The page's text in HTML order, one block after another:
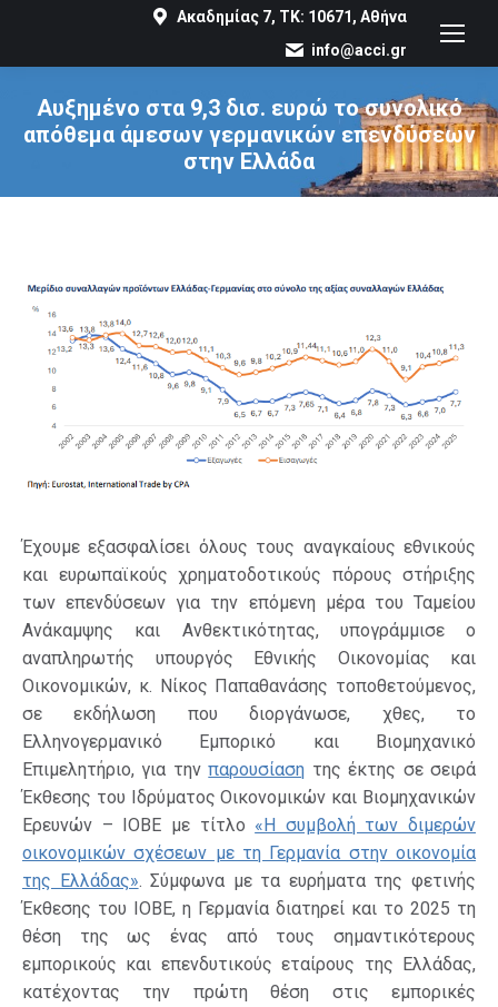
Ακαδημίας 7, ΤΚ: 10671, Αθήνα
info@acci.gr
Αυξημένο στα 9,3 δισ. ευρώ το συνολικό
απόθεμα άμεσων γερμανικών επενδύσεων
στην Ελλάδα
You are here:
Έχουμε εξασφαλίσει όλους τους αναγκαίους εθνικούς
και ευρωπαϊκούς χρηματοδοτικούς πόρους στήριξης
των επενδύσεων για την επόμενη μέρα του Ταμείου
Ανάκαμψης και Ανθεκτικότητας, υπογράμμισε ο
αναπληρωτής υπουργός Εθνικής Οικονομίας και
Οικονομικών, κ. Νίκος Παπαθανάσης τοποθετούμενος,
σε εκδήλωση που διοργάνωσε, χθες, το
Ελληνογερμανικό Εμπορικό και Βιομηχανικό
Επιμελητήριο, για τηνπαρουσίαση της έκτης σε σειρά
Έκθεσης του Ιδρύματος Οικονομικών και Βιομηχανικών
Ερευνών – ΙΟΒΕ με τίτλο «Η συμβολή των διμερών
οικονομικών σχέσεων με τη Γερμανία στην οικονομία
της Ελλάδας». Σύμφωνα με τα ευρήματα της φετινής
Έκθεσης του ΙΟΒΕ, η Γερμανία διατηρεί και το 2025 τη
θέση της ως ένας από τους σημαντικότερους
εμπορικούς και επενδυτικούς εταίρους της Ελλάδας,
κατέχοντας την πρώτη θέση στις εμπορικές